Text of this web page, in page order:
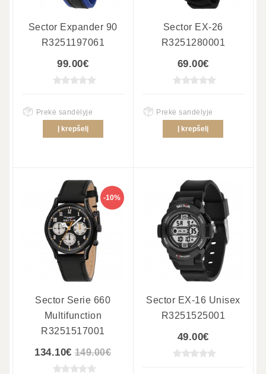
Sector Expander 90
R3251197061
99.00€
Prekė sandėlyje
Į krepšelį
Sector EX-26
R3251280001
69.00€
Prekė sandėlyje
Į krepšelį
-10%
Sector Serie 660
Multifunction
R3251517001
134.10€ 149.00€
Sector EX-16 Unisex
R3251525001
49.00€